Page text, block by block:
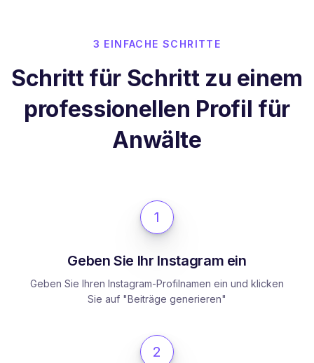
3 EINFACHE SCHRITTE
Schritt für Schritt zu einem
professionellen Profil für
Anwälte
1
Geben Sie Ihr Instagram ein
Geben Sie Ihren Instagram-Profilnamen ein und klicken
Sie auf "Beiträge generieren"
2